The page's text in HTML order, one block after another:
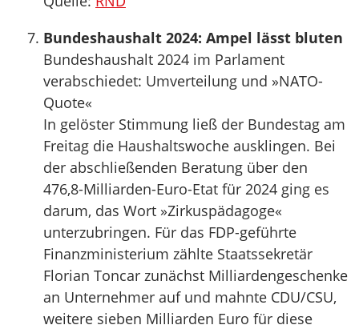
Bundeshaushalt 2024: Ampel lässt bluten
Bundeshaushalt 2024 im Parlament
verabschiedet: Umverteilung und »NATO-
Quote«
In gelöster Stimmung ließ der Bundestag am
Freitag die Haushaltswoche ausklingen. Bei
der abschließenden Beratung über den
476,8-Milliarden-Euro-Etat für 2024 ging es
darum, das Wort »Zirkuspädagoge«
unterzubringen. Für das FDP-geführte
Finanzministerium zählte Staatssekretär
Florian Toncar zunächst Milliardengeschenke
an Unternehmer auf und mahnte CDU/CSU,
weitere sieben Milliarden Euro für ­diese